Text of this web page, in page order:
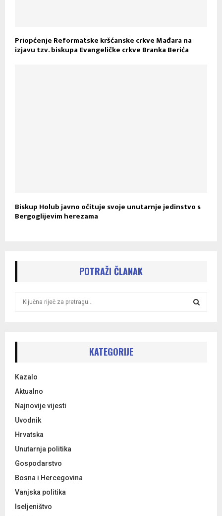
Priopćenje Reformatske kršćanske crkve Mađara na
izjavu tzv. biskupa Evangeličke crkve Branka Berića
Biskup Holub javno očituje svoje unutarnje jedinstvo s
Bergoglijevim herezama
POTRAŽI ČLANAK
r
:
KATEGORIJE
Kazalo
Aktualno
Najnovije vijesti
Uvodnik
Hrvatska
Unutarnja politika
Gospodarstvo
Bosna i Hercegovina
Vanjska politika
Iseljeništvo